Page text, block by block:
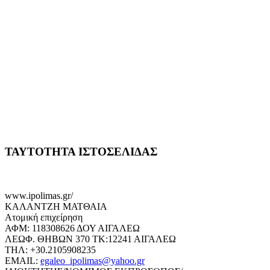
ΤΑΥΤΟΤΗΤΑ ΙΣΤΟΣΕΛΙΔΑΣ
www.ipolimas.gr/
ΚΑΛΑΝΤΖΗ ΜΑΤΘΑΙΑ
Ατομική επιχείρηση
ΑΦΜ: 118308626 ΔΟΥ ΑΙΓΑΛΕΩ
ΛΕΩΦ. ΘΗΒΩΝ 370 ΤΚ:12241 ΑΙΓΑΛΕΩ
ΤΗΛ: +30.2105908235
EMAIL: egaleo_ipolimas@yahoo.gr